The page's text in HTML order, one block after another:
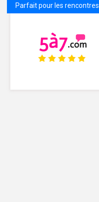
Parfait pour les rencontres